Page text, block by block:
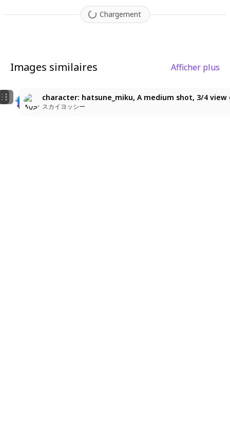
Chargement
Images similaires Afficher plus
青髪ビーチガール！夏の日差しと風を感じて
Yuki
ビビバスミクさんと海
vivimikusuki-
character: hatsune_miku, A medium shot, 3/4
スカイヨッシー